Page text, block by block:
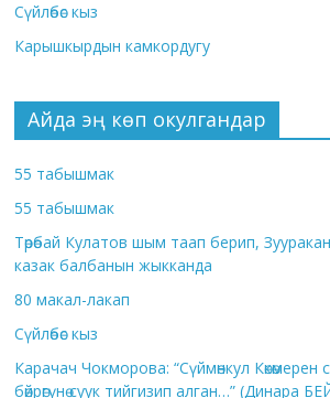
Сүйлөбөс кыз
Карышкырдын камкордугу
Айда эң көп окулгандар
55 табышмак
55 табышмак
Төрөбай Кулатов шым таап берип,
казак балбанын жыкканда
80 макал-лакап
Сүйлөбөс кыз
Карачач Чокморова: “Сүймөнкул Көкөмерен
бөйрөгүнө суук тийгизип алган…”